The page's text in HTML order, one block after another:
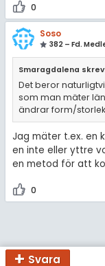
0
Soso
382 – Fd.
Smaragdalena
Det beror
som man mäter
ändrar form/
Jag mäter t.ex. en
en inte eller yttre
en metod för att
0
Svara
ämnen